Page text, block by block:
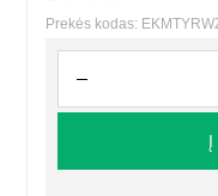
Prekės kodas:
Į